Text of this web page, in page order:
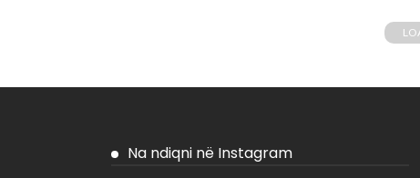
Na ndiqni në Instagram